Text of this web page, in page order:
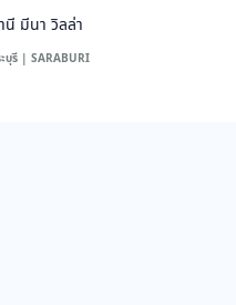
นี มีนา วิลล่า
บุรี | SARABURI